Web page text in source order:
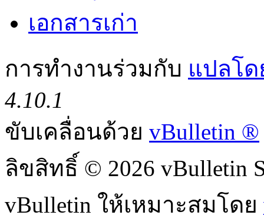
เอกสารเก่า
การทำงานร่วมกับ แปลโด
4.10.1
ขับเคลื่อนด้วย vBulletin ®
ลิขสิทธิ์ © 2026 vBulletin
vBulletin ให้เหมาะสมโดย